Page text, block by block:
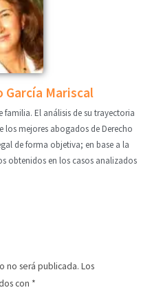
García Mariscal
familia. El análisis de su trayectoria
los mejores abogados de Derecho
de forma objetiva; en base a la
obtenidos en los casos analizados
no será publicada. Los
con *